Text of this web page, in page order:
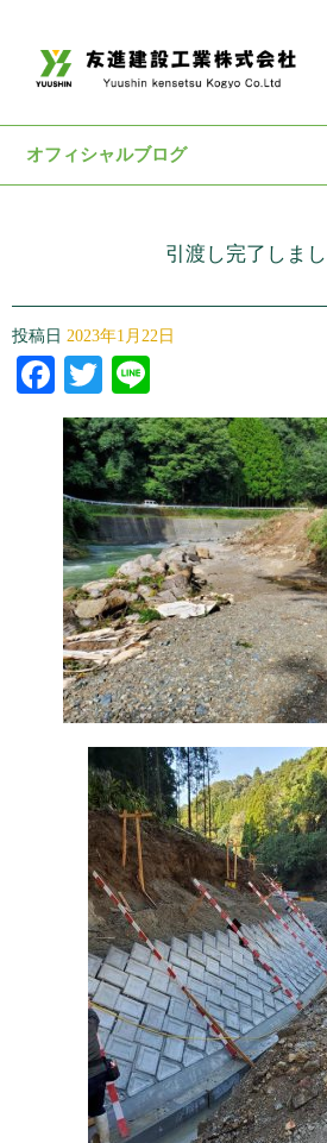
オフィシャルブログ
引渡し完了しまし
投稿日 2023年1月22日
Facebook
Twitter